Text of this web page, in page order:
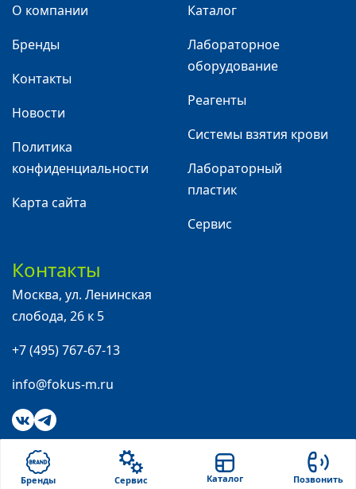
О компании
Бренды
Контакты
Новости
Политика
конфиденциальности
Карта сайта
Каталог
Лабораторное
оборудование
Реагенты
Системы взятия крови
Лабораторный
пластик
Сервис
Контакты
Москва, ул. Ленинская
слобода, 26 к 5
+7 (495) 767-67-13
info@fokus-m.ru
Бренды Сервис Каталог Позвонить